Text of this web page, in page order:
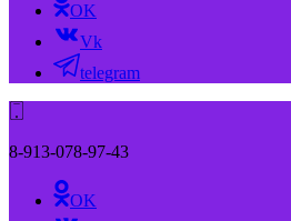
OK
Vk
telegram
8-913-078-97-43
OK